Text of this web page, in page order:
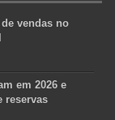
vendas no
em 2026 e
reservas